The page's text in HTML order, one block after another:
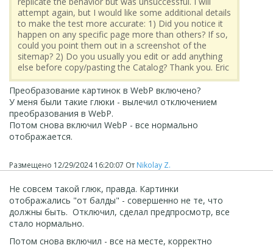
attempt again, but I would like some additional details
to make the test more accurate: 1) Did you notice it
happen on any specific page more than others? If so,
could you point them out in a screenshot of the
sitemap? 2) Do you usually you edit or add anything
else before copy/pasting the Catalog? Thank you. Eric
Преобразование картинок в WebP включено?
У меня были такие глюки - вылечил отключением
преобразования в WebP.
Потом снова включил WebP - все нормально
отображается.
Размещено 12/29/2024 16:20:07 От Nikolay Z.
Не совсем такой глюк, правда. Картинки
отображались "от балды" - совершенно не те, что
должны быть. Отключил, сделал предпросмотр, все
стало нормально.
Потом снова включил - все на месте, корректно